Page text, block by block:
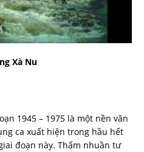
Xà Nu
1945 – 1975 là một nền văn
ca xuất hiện trong hầu hết
đoạn này. Thấm nhuần tư